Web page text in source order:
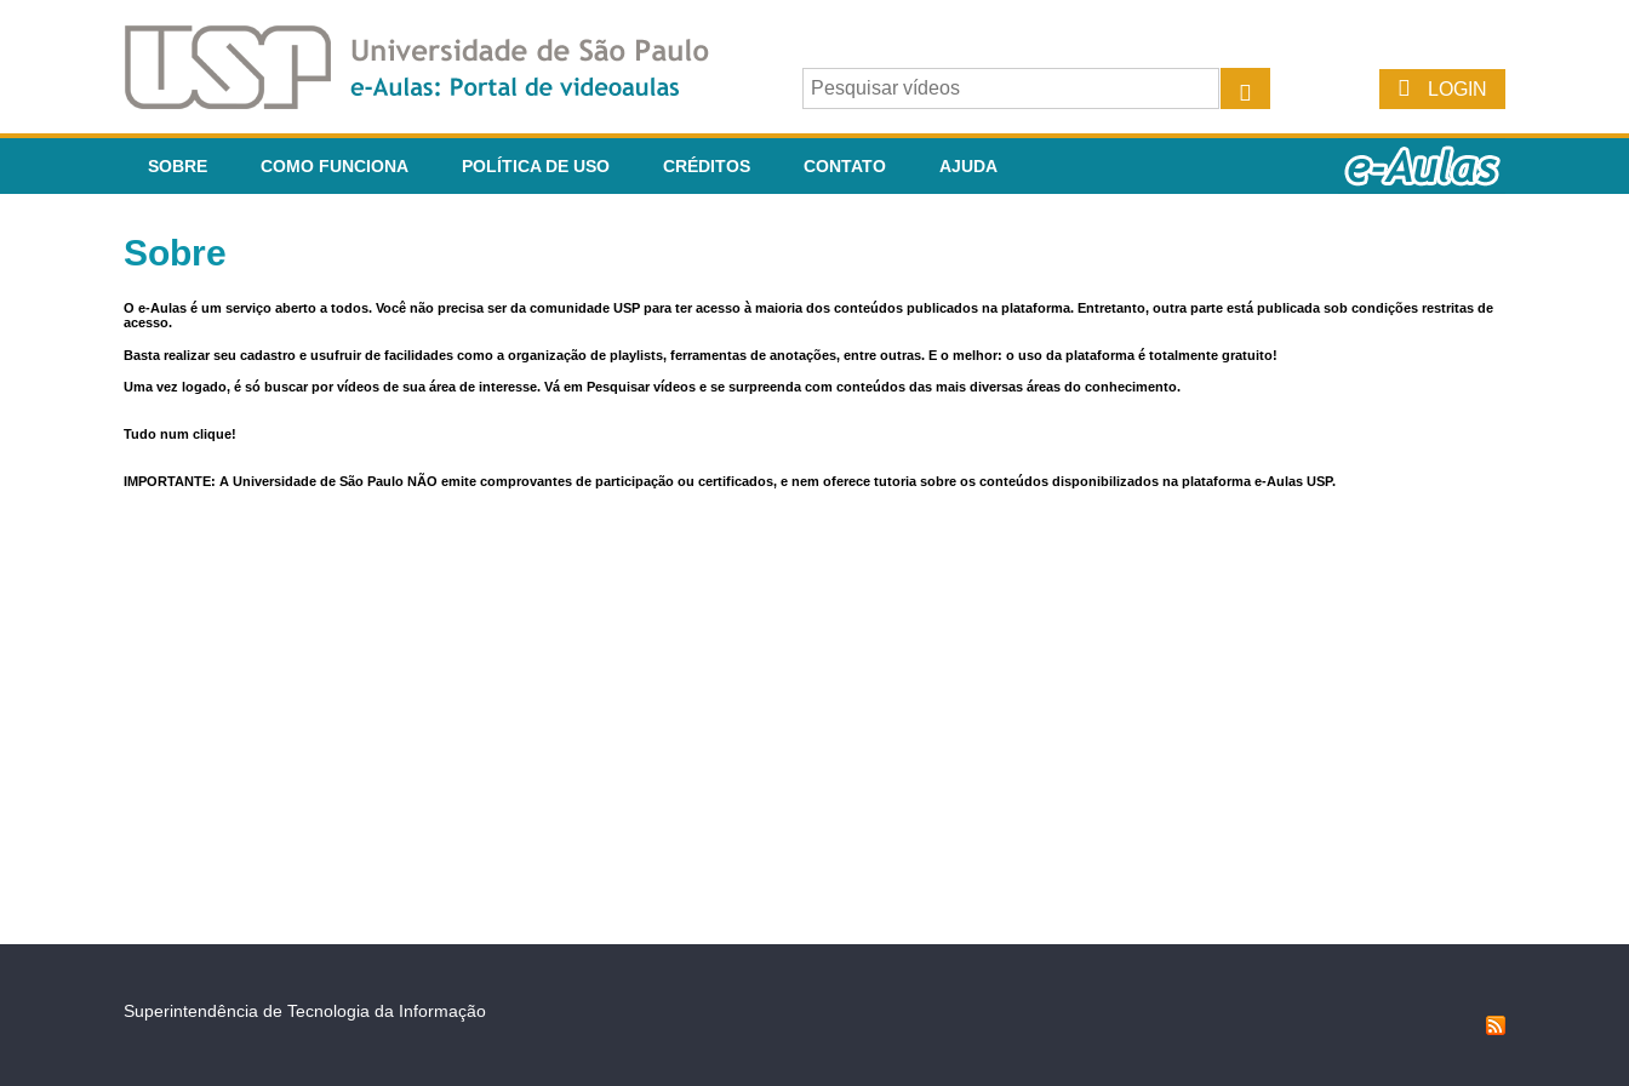
LOGIN
SOBRE COMO FUNCIONA POLÍTICA DE USO CRÉDITOS CONTATO AJUDA
Sobre
O e-Aulas é um serviço aberto a todos. Você não precisa ser da comunidade USP para ter acesso à maioria dos conteúdos publicados na plataforma. Entretanto, outra parte está publicada sob condições restritas de
acesso.
Basta realizar seu cadastro e usufruir de facilidades como a organização de playlists, ferramentas de anotações, entre outras. E o melhor: o uso da plataforma é totalmente gratuito!
Uma vez logado, é só buscar por vídeos de sua área de interesse. Vá em Pesquisar vídeos e se surpreenda com conteúdos das mais diversas áreas do conhecimento.
Tudo num clique!
IMPORTANTE: A Universidade de São Paulo NÃO emite comprovantes de participação ou certificados, e nem oferece tutoria sobre os conteúdos disponibilizados na plataforma e-Aulas USP.
Superintendência de Tecnologia da Informação